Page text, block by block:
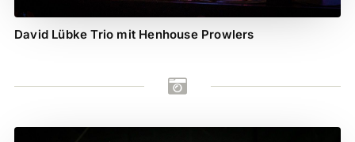
David Lübke Trio mit Henhouse Prowlers
